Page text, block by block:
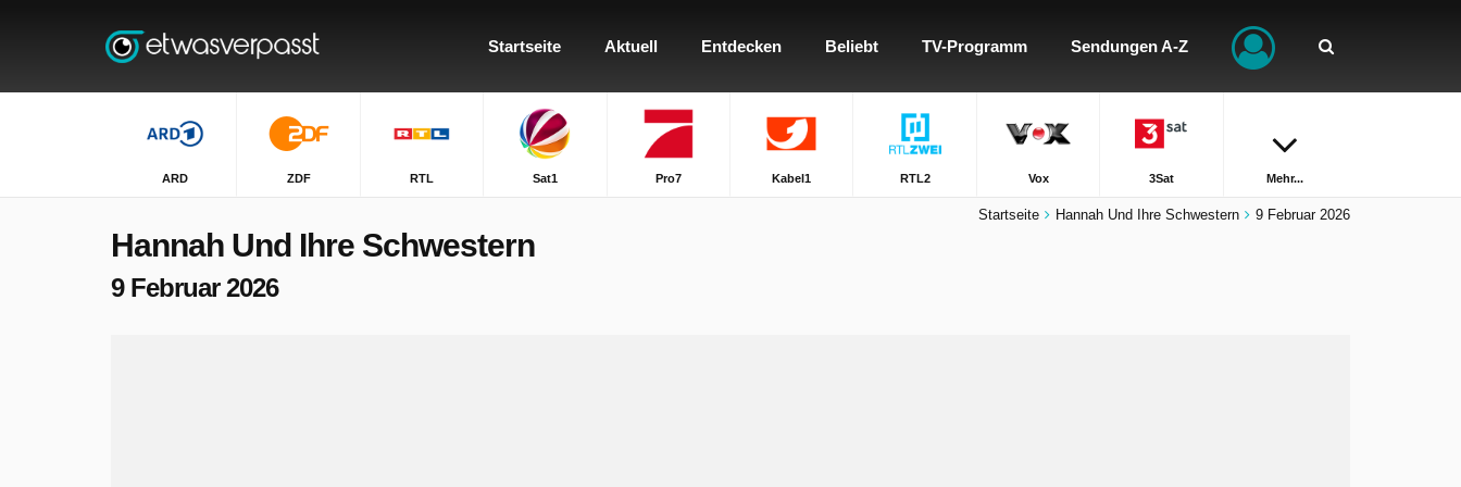
Startseite Aktuell Entdecken Beliebt TV-Programm Sendungen A-Z
ARD ZDF RTL Sat1 Pro7 Kabel1 RTL2 Vox 3Sat Mehr...
Startseite Hannah Und Ihre Schwestern 9 Februar 2026
Hannah Und Ihre Schwestern
9 Februar 2026